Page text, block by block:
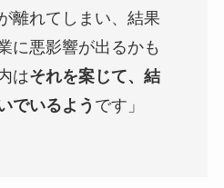
離れてしまい、結果
に悪影響が出るかも
はそれを案じて、結
でいるよう です」